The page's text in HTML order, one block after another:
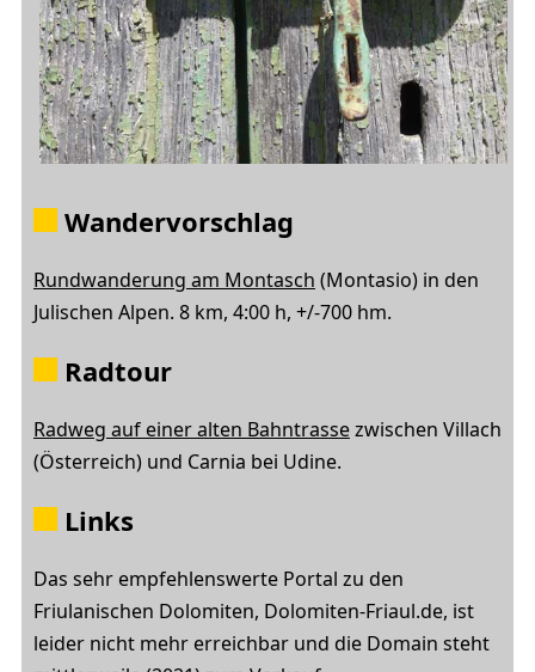
Wandervorschlag
Rundwanderung am Montasch (Montasio) in den
Julischen Alpen. 8 km, 4:00 h, +/-700 hm.
Radtour
Radweg auf einer alten Bahntrassezwischen Villach
(Österreich) und Carnia bei Udine.
Links
Das sehr empfehlenswerte Portal zu den
Friulanischen Dolomiten, Dolomiten-Friaul.de, ist
leider nicht mehr erreichbar und die Domain steht